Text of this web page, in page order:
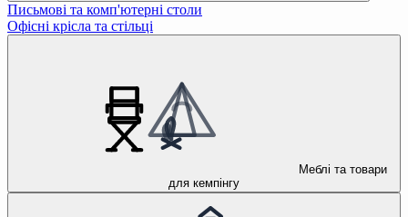
Письмові та комп'ютерні столи
Офісні крісла та стільці
Меблі та товари
для кемпінгу